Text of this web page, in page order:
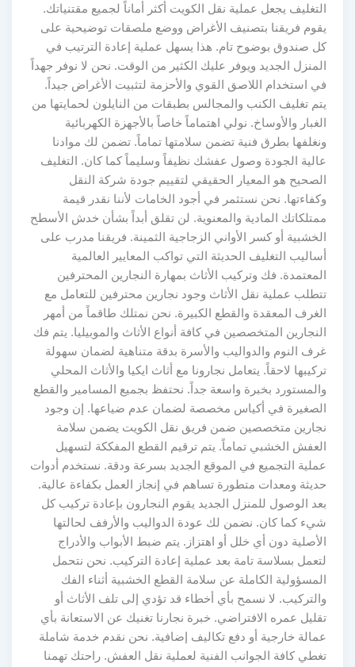
التغليف يجعل عملية نقل الكويت أكثر أماناً لجميع مقتنياتك.
يقوم فريقنا بتصنيف الأغراض ووضع ملصقات توضيحية على
كل صندوق بوضوح تام. هذا يسهل عملية إعادة الترتيب في
المنزل الجديد ويوفر عليك الكثير من الوقت. نحن لا نوفر جهداً
في استخدام اللاصق القوي والأحزمة لتثبيت الأغراض جيداً.
يتم تغليف الكنب والمجالس بطبقات من النايلون لحمايتها من
الغبار والأوساخ. نولي اهتماماً خاصاً بالأجهزة الكهربائية
ونغلفها بطرق فنية تضمن سلامتها تماماً. تضمن لك موادنا
عالية الجودة وصول عفشك نظيفاً وسليماً كما كان. التغليف
الصحيح هو المعيار الحقيقي لتقييم جودة شركة النقل
وكفاءتها. نحن نستثمر في أجود الخامات لأننا نقدر قيمة
ممتلكاتك المادية والمعنوية. لن تقلق أبداً بشأن خدش الأسطح
الخشبية أو كسر الأواني الزجاجية الثمينة. فريقنا مدرب على
أساليب التغليف الحديثة التي تواكب المعايير العالمية
المعتمدة. فك وتركيب الأثاث بمهارة النجارين المحترفين
تتطلب عملية نقل الأثاث وجود نجارين محترفين للتعامل مع
الغرف المعقدة والقطع الكبيرة. نحن نمتلك طاقماً من أمهر
النجارين المتخصصين في كافة أنواع الأثاث والموبيليا. يتم فك
غرف النوم والدواليب والأسرة بدقة متناهية لضمان سهولة
تركيبها لاحقاً. يتعامل نجارونا مع أثاث ايكيا والأثاث المحلي
والمستورد بخبرة واسعة جداً. نحتفظ بجميع المسامير والقطع
الصغيرة في أكياس مخصصة لضمان عدم ضياعها. إن وجود
نجارين متخصصين ضمن فريق نقل الكويت يضمن سلامة
العفش الخشبي تماماً. يتم ترقيم القطع المفككة لتسهيل
عملية التجميع في الموقع الجديد بسرعة ودقة. نستخدم أدوات
حديثة ومعدات متطورة تساهم في إنجاز العمل بكفاءة عالية.
بعد الوصول للمنزل الجديد يقوم النجارون بإعادة تركيب كل
شيء كما كان. نضمن لك عودة الدواليب والأرفف لحالتها
الأصلية دون أي خلل أو اهتزاز. يتم ضبط الأبواب والأدراج
لتعمل بسلاسة تامة بعد عملية إعادة التركيب. نحن نتحمل
المسؤولية الكاملة عن سلامة القطع الخشبية أثناء الفك
والتركيب. لا نسمح بأي أخطاء قد تؤدي إلى تلف الأثاث أو
تقليل عمره الافتراضي. خبرة نجارنا تغنيك عن الاستعانة بأي
عمالة خارجية أو دفع تكاليف إضافية. نحن نقدم خدمة شاملة
تغطي كافة الجوانب الفنية لعملية نقل العفش. راحتك تهمنا